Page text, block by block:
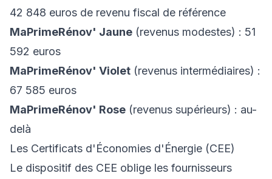
42 848 euros de revenu fiscal de référence
MaPrimeRénov' Jaune (revenus modestes) : 51
592 euros
MaPrimeRénov' Violet (revenus intermédiaires) :
67 585 euros
MaPrimeRénov' Rose (revenus supérieurs) : au-
delà
Les Certificats d'Économies d'Énergie (CEE)
Le dispositif des CEE oblige les fournisseurs